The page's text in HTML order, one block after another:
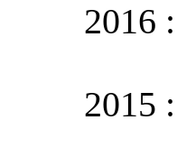
2016
2015